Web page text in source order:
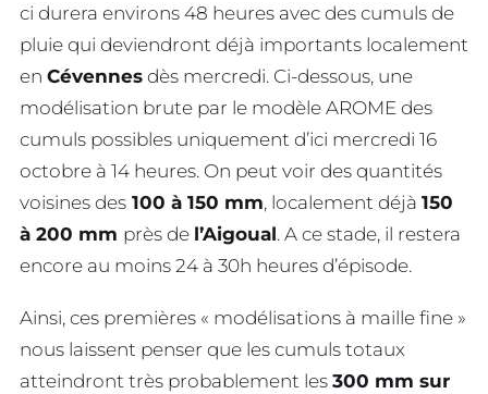
ci durera environs 48 heures avec des cumuls de
pluie qui deviendront déjà importants localement
en Cévennes dès mercredi. Ci-dessous, une
modélisation brute par le modèle AROME des
cumuls possibles uniquement d’ici mercredi 16
octobre à 14 heures. On peut voir des quantités
voisines des 100 à 150 mm, localement déjà 150
à 200 mm près de l’Aigoual. A ce stade, il restera
encore au moins 24 à 30h heures d’épisode.
Ainsi, ces premières « modélisations à maille fine »
nous laissent penser que les cumuls totaux
atteindront très probablement les 300 mm sur